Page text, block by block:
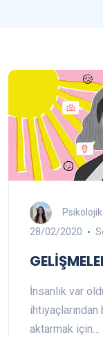
28/02/2020
İnsanlık var
aktarmak için…